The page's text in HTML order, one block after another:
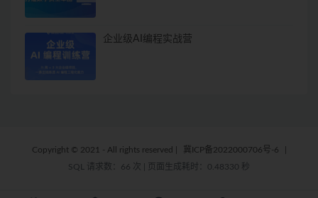
企业级AI编程实战营
Copyright © 2021 - All rights reserved 冀ICP备2022000706号-6
SQL 请求数：66 次
页面生成耗时：0.48330 秒